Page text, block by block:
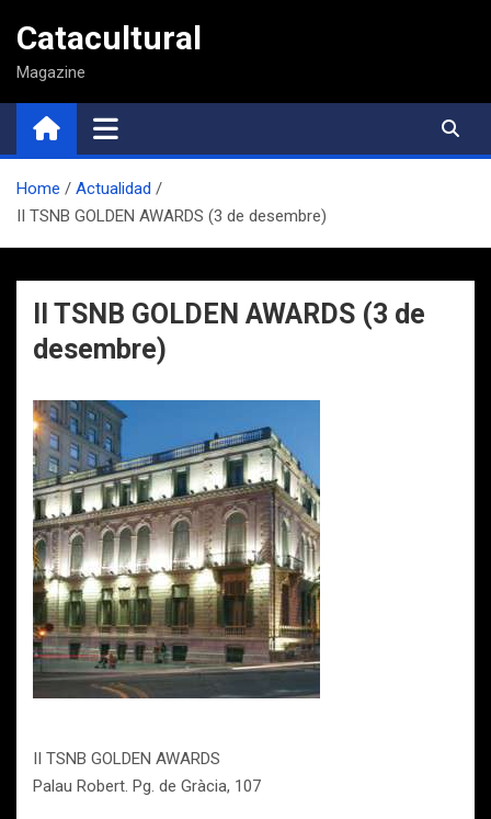
contenido
Catacultural
Magazine
Home
Actualidad
II TSNB GOLDEN AWARDS (3 de desembre)
II TSNB GOLDEN AWARDS (3 de
desembre)
II TSNB GOLDEN AWARDS
Palau Robert. Pg. de Gràcia, 107